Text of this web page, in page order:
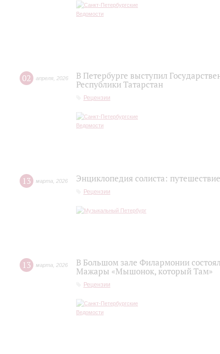
02 апреля 2026
В Петербурге выступил
Республики Татарстан
Рецензии
13 марта 2026 Энциклопедия солиста:
Рецензии
13 марта 2026
В Большом зале Филармонии
Мажары «Мышонок, который Там»
Рецензии